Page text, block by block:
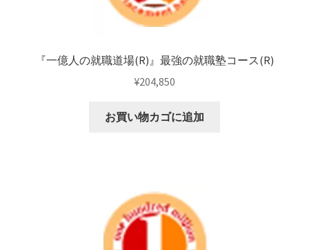
『一億人の就職道場(R)』最強の就職塾コース(R)
¥204,850
お買い物カゴに追加